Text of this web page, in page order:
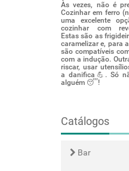
Às vezes, não é
Cozinhar em ferro
uma excelente
cozinhar com
Estas são as
caramelizar e, para
são compatíveis
com a indução.
riscar, usar
a danifica💪. Só
alguém 😴!
Catálogos
Bar